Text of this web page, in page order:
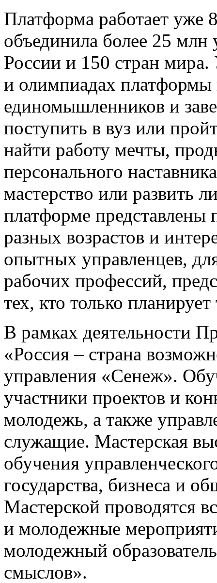
Платформа работает уже
объединила более 25 млн
России и 150 стран мира.
и олимпиадах платформы
единомышленников и
поступить в вуз или
найти работу мечты,
персонального
мастерство или развить
платформе
разных возрастов и
опытных управленцев,
рабочих профессий,
тех, кто только
В рамках деятельности
«Россия – страна
управления «Сенеж».
участники проектов и
молодежь, а также
служащие. Мастерская
обучения
государства, бизнеса и
Мастерской проводятся
и молодежные
молодежный
смыслов».